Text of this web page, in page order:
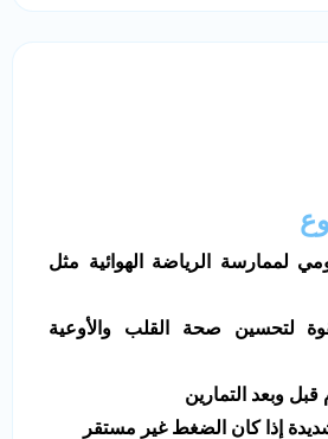
لممارسة الرياضة الهوائية مثل
لتحسين صحة القلب والأوعية